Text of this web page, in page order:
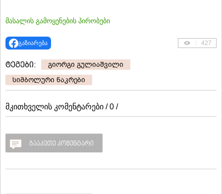
მასალის გამოყენების პირობები
გაზიარება 427
ტეგები:
გიორგი გულიაშვილი
სიმბოლური ნაკრები
მკითხველის კომენტარები / 0 /
გააკეთე კომენტარი